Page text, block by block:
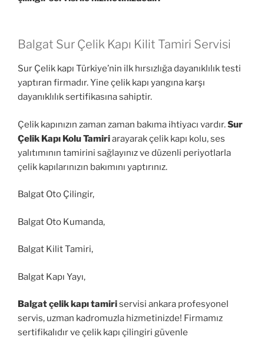
Balgat Sur Çelik Kapı Kilit Tamiri Servisi
Sur Çelik kapı Türkiye’nin ilk hırsızlığa dayanıklılık testi
yaptıran firmadır. Yine çelik kapı yangına karşı
dayanıklılık sertifikasına sahiptir.
Çelik kapınızın zaman zaman bakıma ihtiyacı vardır.Sur
Çelik Kapı Kolu Tamiriarayarak çelik kapı kolu, ses
yalıtımının tamirini sağlayınız ve düzenli periyotlarla
çelik kapılarınızın bakımını yaptırınız.
Balgat Oto Çilingir,
Balgat Oto Kumanda,
Balgat Kilit Tamiri,
Balgat Kapı Yayı,
Balgat çelik kapı tamiriservisi ankara profesyonel
servis, uzman kadromuzla hizmetinizde! Firmamız
sertifikalıdır ve çelik kapı çilingiri güvenle